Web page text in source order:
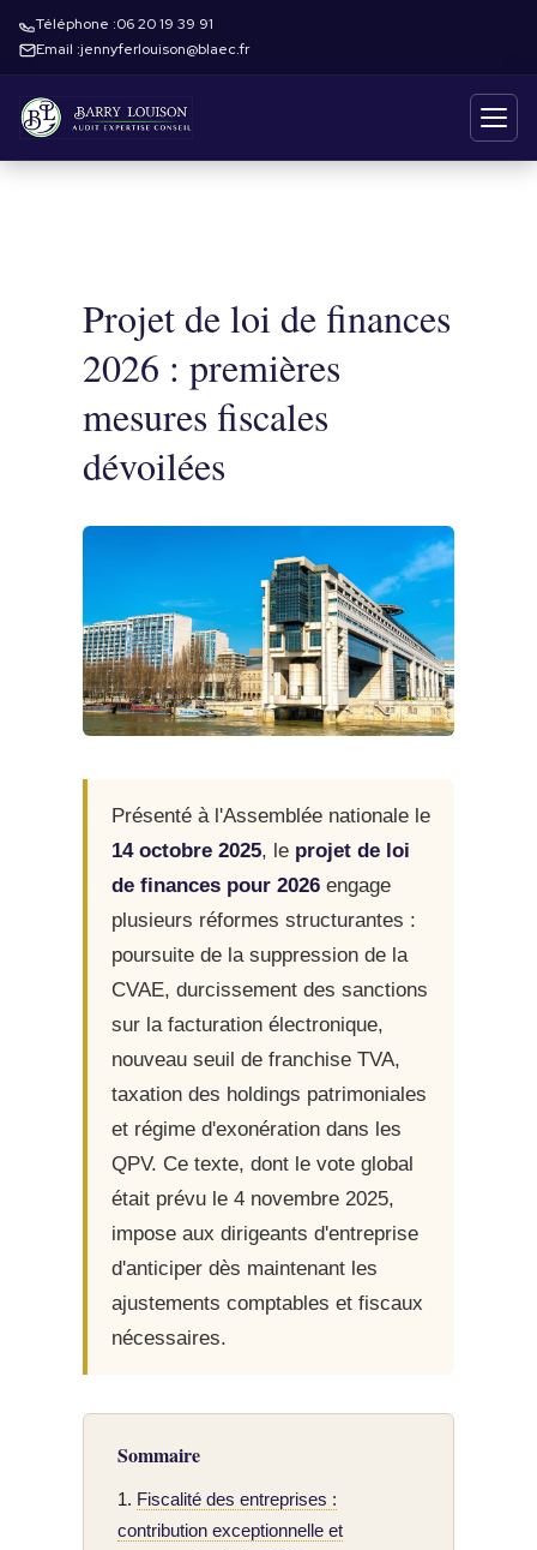
Téléphone :06 20 19 39 91
Email :jennyferlouison@blaec.fr
Projet de loi de finances
2026 : premières
mesures fiscales
dévoilées
Présenté à l'Assemblée nationale le
14 octobre 2025, le projet de loi
de finances pour 2026engage
plusieurs réformes structurantes :
poursuite de la suppression de la
CVAE, durcissement des sanctions
sur la facturation électronique,
nouveau seuil de franchise TVA,
taxation des holdings patrimoniales
et régime d'exonération dans les
QPV. Ce texte, dont le vote global
était prévu le 4 novembre 2025,
impose aux dirigeants d'entreprise
d'anticiper dès maintenant les
ajustements comptables et fiscaux
nécessaires.
Sommaire
Fiscalité des entreprises :
contribution exceptionnelle et